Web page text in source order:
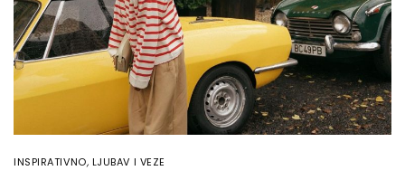
INSPIRATIVNO, LJUBAV I VEZE